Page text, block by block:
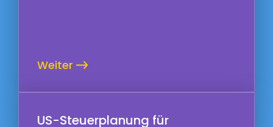
Weiter
US-Steuerplanung für